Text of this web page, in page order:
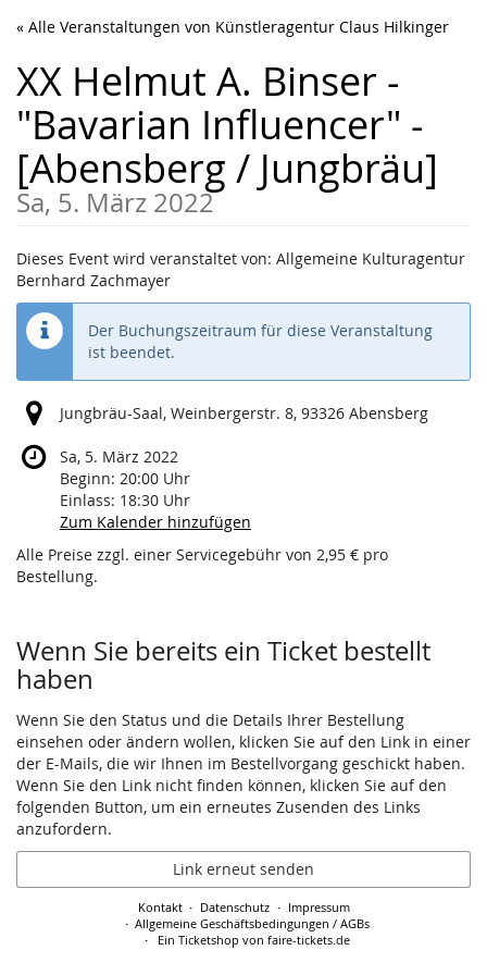
Zum
Inhalt
springen
« Alle Veranstaltungen von Künstleragentur Claus Hilkinger
XX Helmut A. Binser -
"Bavarian Influencer" -
[Abensberg / Jungbräu]
Sa, 5. März 2022
Dieses Event wird veranstaltet von: Allgemeine Kulturagentur
Bernhard Zachmayer
Der Buchungszeitraum für diese Veranstaltung
ist beendet.
Jungbräu-Saal, Weinbergerstr. 8, 93326 Abensberg
Sa, 5. März 2022
Beginn: 20:00 Uhr
Einlass: 18:30 Uhr
Zum Kalender hinzufügen
Alle Preise zzgl. einer Servicegebühr von 2,95 € pro
Bestellung.
Wenn Sie bereits ein Ticket bestellt
haben
Wenn Sie den Status und die Details Ihrer Bestellung
einsehen oder ändern wollen, klicken Sie auf den Link in einer
der E-Mails, die wir Ihnen im Bestellvorgang geschickt haben.
Wenn Sie den Link nicht finden können, klicken Sie auf den
folgenden Button, um ein erneutes Zusenden des Links
anzufordern.
Link erneut senden
Kontakt Datenschutz
Impressum
Allgemeine Geschäftsbedingungen / AGBs
Ein Ticketshop von faire-tickets.de